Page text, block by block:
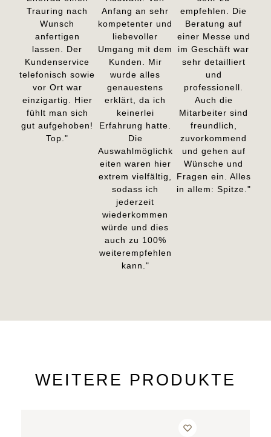
Trauring nach
Wunsch
anfertigen
lassen. Der
Kundenservice
telefonisch sowie
vor Ort war
einzigartig. Hier
fühlt man sich
gut aufgehoben!
Top."
Anfang an sehr
kompetenter und
liebevoller
Umgang mit dem
Kunden. Mir
wurde alles
genauestens
erklärt, da ich
keinerlei
Erfahrung hatte.
Die
Auswahlmöglichk
eiten waren hier
extrem vielfältig,
sodass ich
jederzeit
wiederkommen
würde und dies
auch zu 100%
weiterempfehlen
kann."
empfehlen. Die
Beratung auf
einer Messe und
im Geschäft war
sehr detailliert
und
professionell.
Auch die
Mitarbeiter sind
freundlich,
zuvorkommend
und gehen auf
Wünsche und
Fragen ein. Alles
in allem: Spitze."
WEITERE PRODUKTE